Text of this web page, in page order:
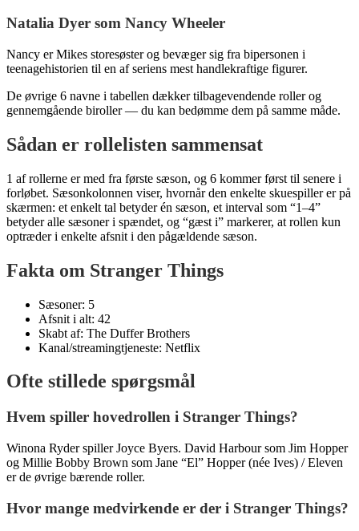
Natalia Dyer som Nancy Wheeler
Nancy er Mikes storesøster og bevæger sig fra bipersonen i
teenagehistorien til en af seriens mest handlekraftige figurer.
De øvrige 6 navne i tabellen dækker tilbagevendende roller og
gennemgående biroller — du kan bedømme dem på samme måde.
Sådan er rollelisten sammensat
1 af rollerne er med fra første sæson, og 6 kommer først til senere i
forløbet. Sæsonkolonnen viser, hvornår den enkelte skuespiller er på
skærmen: et enkelt tal betyder én sæson, et interval som “1–4”
betyder alle sæsoner i spændet, og “gæst i” markerer, at rollen kun
optræder i enkelte afsnit i den pågældende sæson.
Fakta om Stranger Things
Sæsoner: 5
Afsnit i alt: 42
Skabt af: The Duffer Brothers
Kanal/streamingtjeneste: Netflix
Ofte stillede spørgsmål
Hvem spiller hovedrollen i Stranger Things?
Winona Ryder spiller Joyce Byers. David Harbour som Jim Hopper
og Millie Bobby Brown som Jane “El” Hopper (née Ives) / Eleven
er de øvrige bærende roller.
Hvor mange medvirkende er der i Stranger Things?